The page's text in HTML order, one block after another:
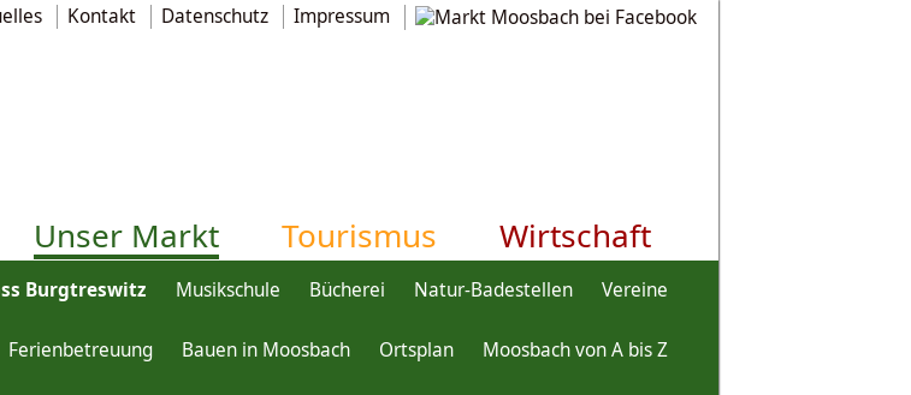
Kontakt Datenschutz Impressum
Unser Markt
Burgtreswitz Musikschule Bücherei Natur-Badestellen Vereine
Ferienbetreuung Bauen in Moosbach Ortsplan Moosbach von A bis Z
Tourismus Wirtschaft